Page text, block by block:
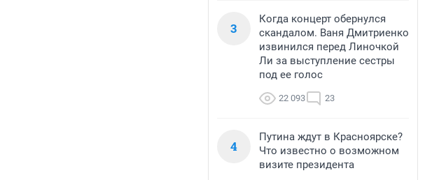
3
Когда концерт обернулся
скандалом. Ваня Дмитриенко
извинился перед Линочкой
Ли за выступление сестры
под ее голос
22 093 23
4
Путина ждут в Красноярске?
Что известно о возможном
визите президента